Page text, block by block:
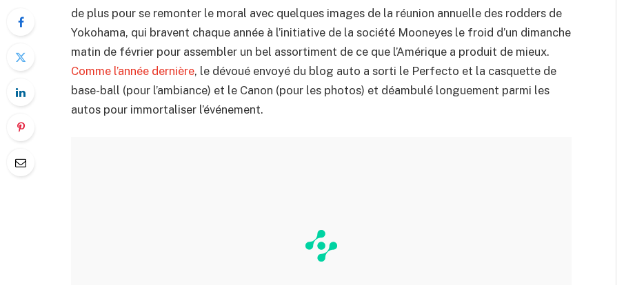
de plus pour se remonter le moral avec quelques images de la réunion annuelle des rodders de
Yokohama, qui bravent chaque année à l’initiative de la société Mooneyes le froid d’un dimanche
matin de février pour assembler un bel assortiment de ce que l’Amérique a produit de mieux.
Comme l’année dernière, le dévoué envoyé du blog auto a sorti le Perfecto et la casquette de
base-ball (pour l’ambiance) et le Canon (pour les photos) et déambulé longuement parmi les
autos pour immortaliser l’événement.